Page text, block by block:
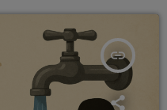
insert_link